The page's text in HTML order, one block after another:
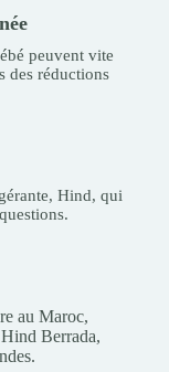
peuvent vite
des réductions
Hind, qui
au Maroc,
Berrada,